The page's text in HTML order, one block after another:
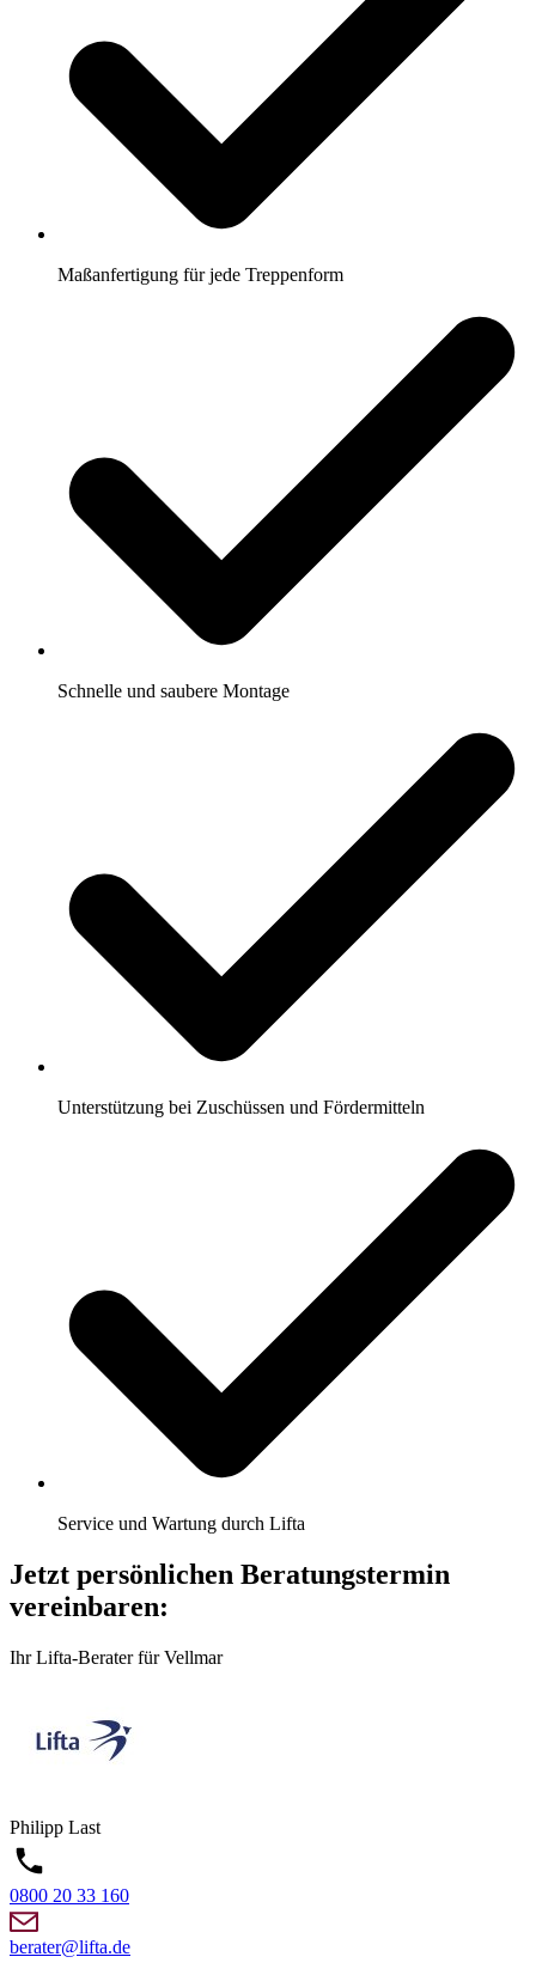
Maßanfertigung für jede Treppenform
Schnelle und saubere Montage
Unterstützung bei Zuschüssen und Fördermitteln
Service und Wartung durch Lifta
Jetzt persönlichen Beratungstermin
vereinbaren:
Ihr Lifta-Berater für Vellmar
Philipp Last
0800 20 33 160
berater@lifta.de